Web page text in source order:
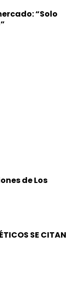
“Solo
de Los
SE CITAN